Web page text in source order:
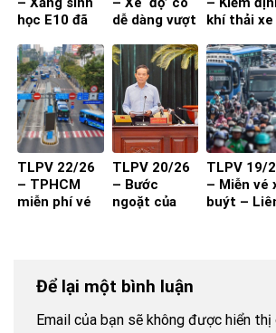
học E10 đã
dễ dàng vượt
kiểm?
khí thải xe
2027 đạt
hiệu quả?
TLPV 22/26
– TPHCM
miễn phí vé
buýt đột
TLPV 20/26
– Bước
ngoặt của
TLPV 19/
– Miễn vé
buýt –
Để lại một bình luận
Email của bạn sẽ không được hiển thị